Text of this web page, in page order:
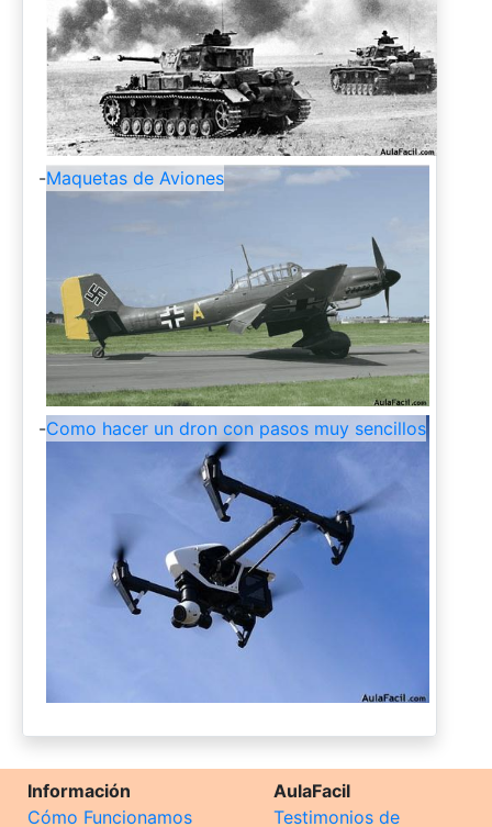
-Maquetas de Aviones
-Como hacer un dron con pasos muy sencillos
Información
Cómo Funcionamos
AulaFacil
Testimonios de